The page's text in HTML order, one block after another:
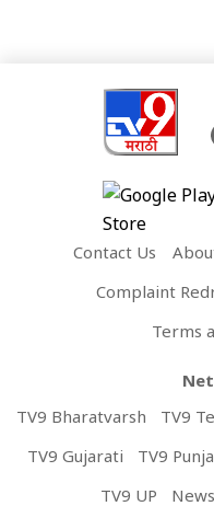
Contact Us
Complaint
Terms
TV9 Bharatvarsh
TV9
TV9 Gujarati
TV9
TV9 UP